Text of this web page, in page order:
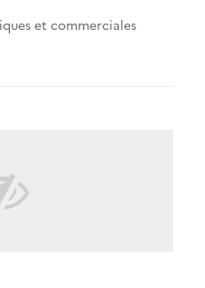
et commerciales